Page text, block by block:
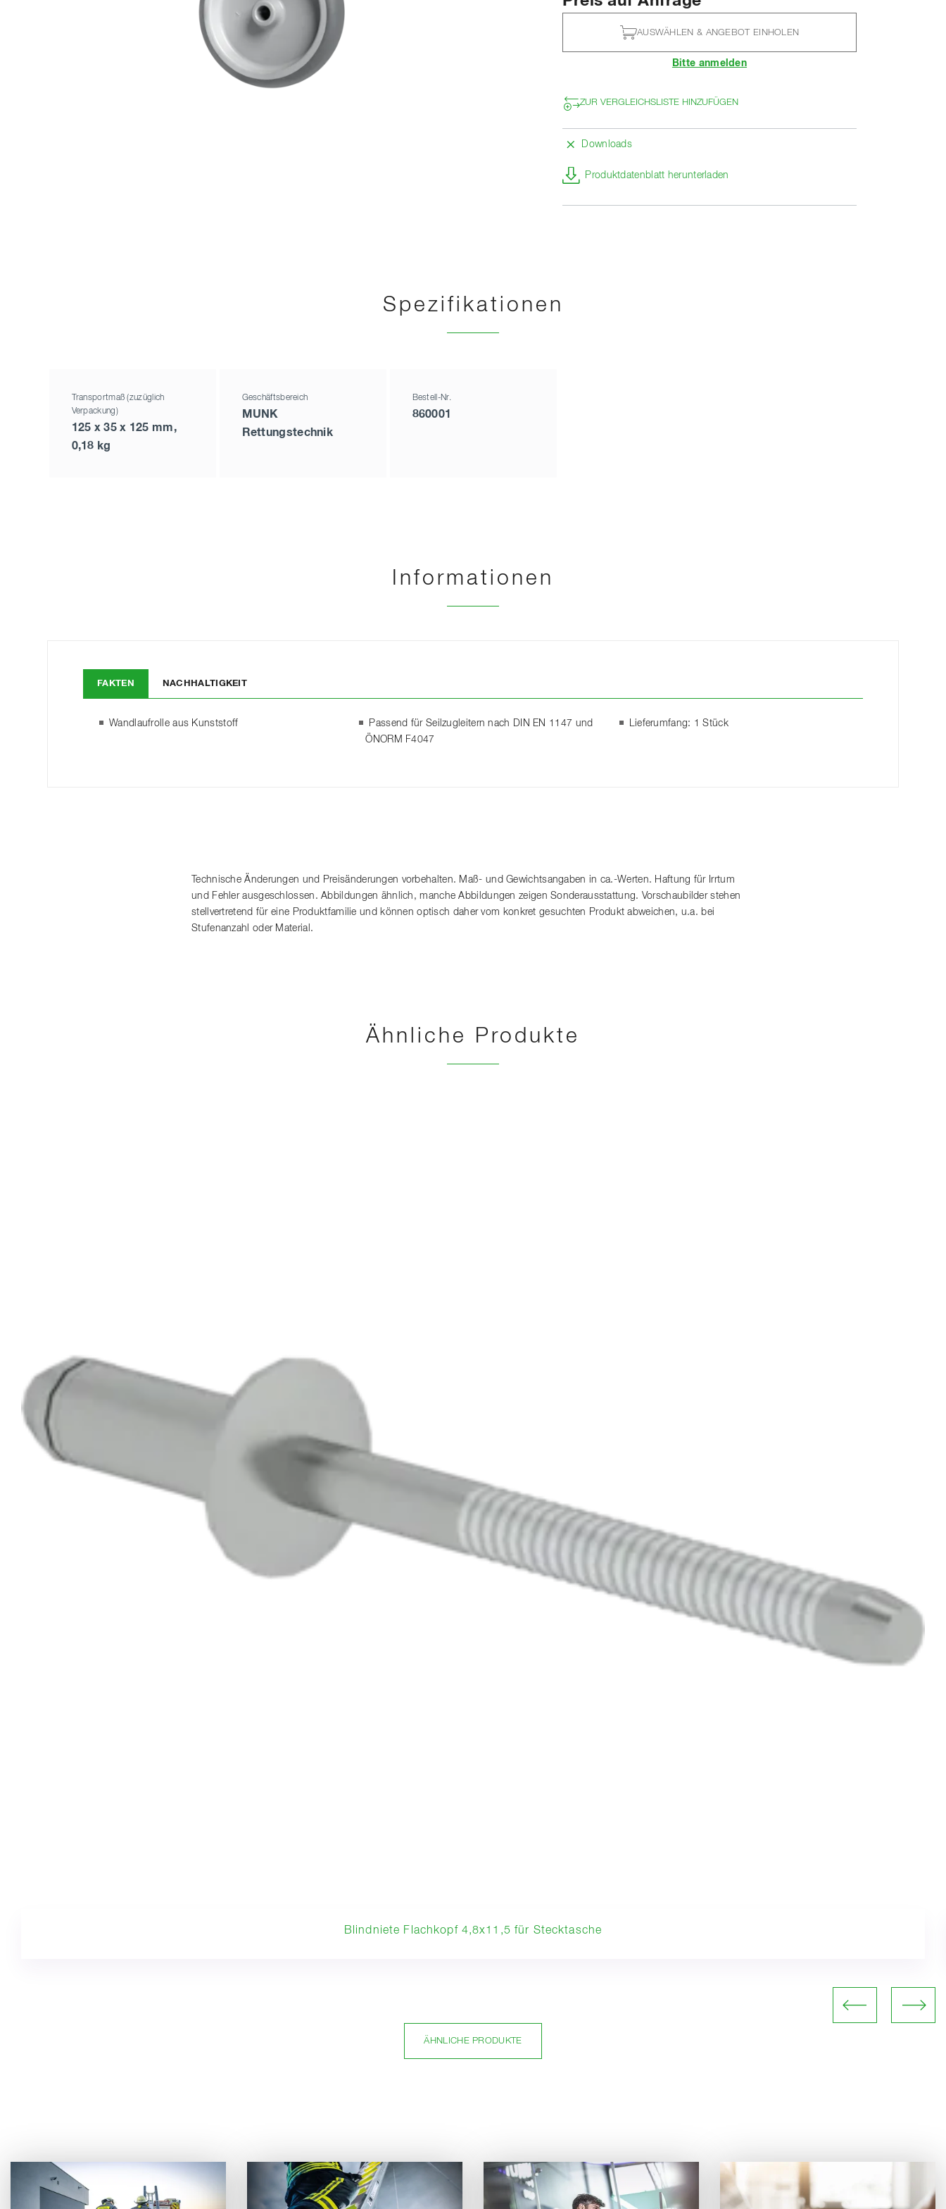
AUSWÄHLEN & ANGEBOT EINHOLEN
Bitte anmelden
ZUR VERGLEICHSLISTE HINZUFÜGEN
Downloads
Produktdatenblatt herunterladen
Spezifikationen
Transportmaß (zuzüglich
Verpackung)
125 x 35 x 125 mm,
0,18 kg
Geschäftsbereich
MUNK
Rettungstechnik
Bestell-Nr.
860001
Informationen
FAKTEN NACHHALTIGKEIT
Wandlaufrolle aus Kunststoff
Passend für Seilzugleitern nach DIN EN 1147 und
ÖNORM F4047
Lieferumfang: 1 Stück
Technische Änderungen und Preisänderungen vorbehalten. Maß- und Gewichtsangaben in ca.-Werten. Haftung für Irrtum
und Fehler ausgeschlossen. Abbildungen ähnlich, manche Abbildungen zeigen Sonderausstattung. Vorschaubilder stehen
stellvertretend für eine Produktfamilie und können optisch daher vom konkret gesuchten Produkt abweichen, u.a. bei
Stufenanzahl oder Material.
Ähnliche Produkte
Blindniete Flachkopf 4,8x11,5 für Stecktasche
ÄHNLICHE PRODUKTE